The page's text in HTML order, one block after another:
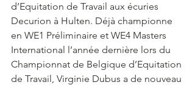
d’Equitation de Travail aux écuries
Decurion à Hulten. Déjà championne
en WE1 Préliminaire et WE4 Masters
International l’année dernière lors du
Championnat de Belgique d’Equitation
de Travail, Virginie Dubus a de nouveau